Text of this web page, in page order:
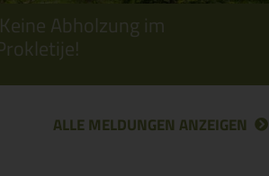
Abholzung im
ALLE MELDUNGEN ANZEIGEN